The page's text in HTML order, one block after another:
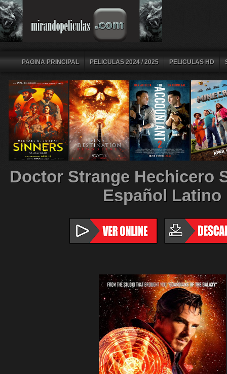
PAGINA PRINCIPAL PELICULAS 2024 / 2025 PELICULAS HD
Doctor Strange Hechicero
Español Latino